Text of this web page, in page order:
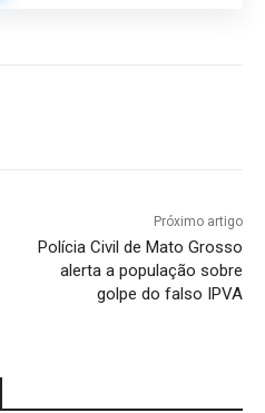
Próximo artigo
Polícia Civil de Mato Grosso
alerta a população sobre
golpe do falso IPVA